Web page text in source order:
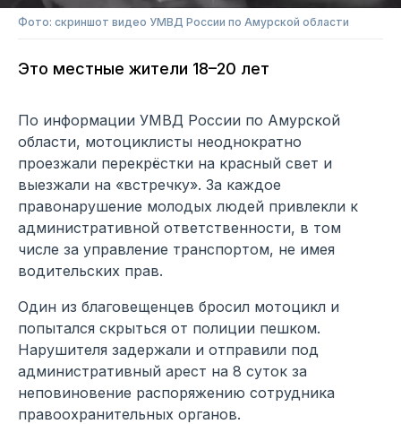
Фото: скриншот видео УМВД России по Амурской области
Это местные жители 18–20 лет
По информации УМВД России по Амурской
области, мотоциклисты неоднократно
проезжали перекрёстки на красный свет и
выезжали на «встречку». За каждое
правонарушение молодых людей привлекли к
административной ответственности, в том
числе за управление транспортом, не имея
водительских прав.
Один из благовещенцев бросил мотоцикл и
попытался скрыться от полиции пешком.
Нарушителя задержали и отправили под
административный арест на 8 суток за
неповиновение распоряжению сотрудника
правоохранительных органов.